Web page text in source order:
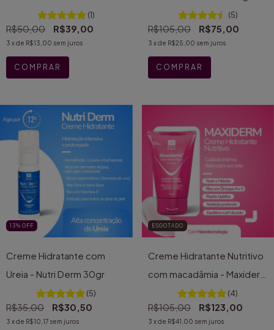
(1)
R$50,00 R$39,00
3 x de R$13,00 sem juros
(5)
R$105,00 R$75,00
3 x de R$25,00 sem juros
13% OFF
Creme Hidratante com
Ureia - Nutri Derm 30gr
(5)
R$35,00 R$30,50
3 x de R$10,17 sem juros
ESGOTADO
Creme Hidratante Nutritivo
com macadâmia - Maxiderm
(4)
R$105,00 R$123,00
3 x de R$41,00 sem juros